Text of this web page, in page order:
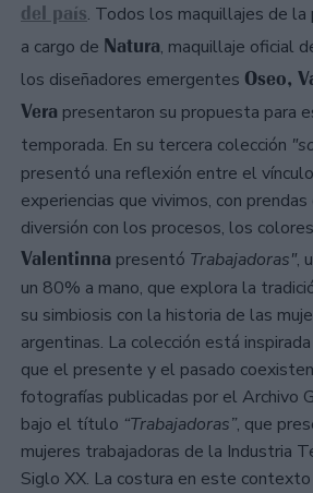
del país. Todos los maquillajes de la
a cargo de Natura, maquillaje oficial
los diseñadores emergentes Oseo,
Vera presentaron su propuesta para
temporada. En su tercera colección
presentó una reflexión entre el
experiencias que vivimos, con
diversión con los procesos, los
Valentinna presentó Trabajadoras",
un 80% a mano, que explora la
su simbiosis con la historia de las
argentinas. La colección está
que el presente y el pasado
fotografías publicadas por el Archivo
bajo el título “Trabajadoras”, que
mujeres trabajadoras de la Industria
Siglo XX. La costura en este